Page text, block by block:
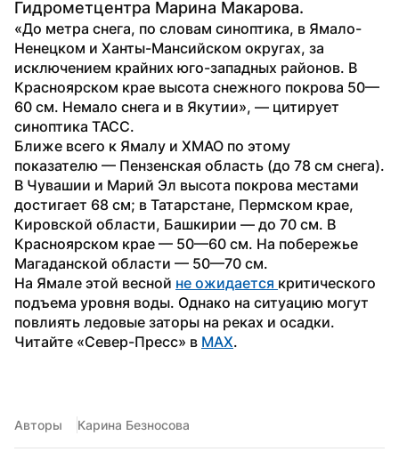
Гидрометцентра Марина Макарова.
«До метра снега, по словам синоптика, в Ямало-
Ненецком и Ханты-Мансийском округах, за
исключением крайних юго-западных районов. В
Красноярском крае высота снежного покрова 50—
60 см. Немало снега и в Якутии», — цитирует
синоптика ТАСС.
Ближе всего к Ямалу и ХМАО по этому
показателю — Пензенская область (до 78 см снега).
В Чувашии и Марий Эл высота покрова местами
достигает 68 см; в Татарстане, Пермском крае,
Кировской области, Башкирии — до 70 см. В
Красноярском крае — 50—60 см. На побережье
Магаданской области — 50—70 см.
На Ямале этой весной не ожидается критического
подъема уровня воды. Однако на ситуацию могут
повлиять ледовые заторы на реках и осадки.
Читайте «Север-Пресс» в MAX.
Авторы Карина Безносова